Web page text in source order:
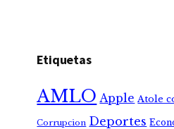
Etiquetas
AMLO Apple Atole
Corrupcion Deportes